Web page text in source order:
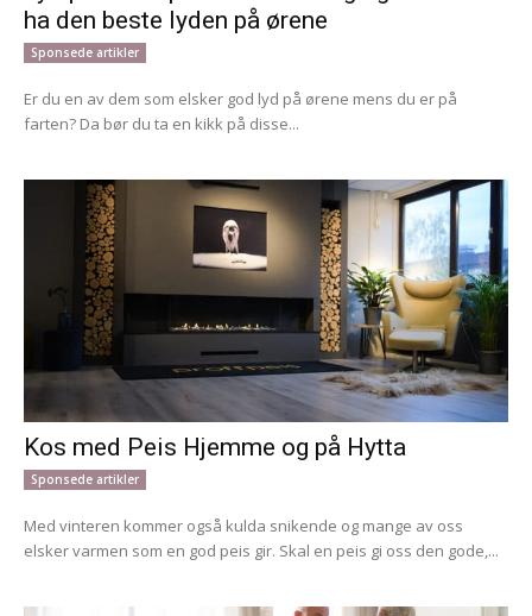
ha den beste lyden på ørene
Sponsede artikler
Er du en av dem som elsker god lyd på ørene mens du er på
farten? Da bør du ta en kikk på disse...
Kos med Peis Hjemme og på Hytta
Sponsede artikler
Med vinteren kommer også kulda snikende og mange av oss
elsker varmen som en god peis gir. Skal en peis gi oss den gode,...